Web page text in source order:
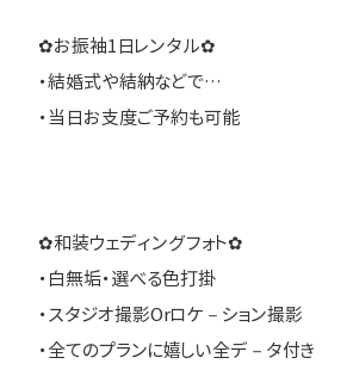
✿お振袖1日レンタル✿
・結婚式や結納などで…
・当日お支度ご予約も可能
✿和装ウェディングフォト✿
・白無垢・選べる色打掛
・スタジオ撮影Orロケ－ション撮影
・全てのプランに嬉しい全デ－タ付き